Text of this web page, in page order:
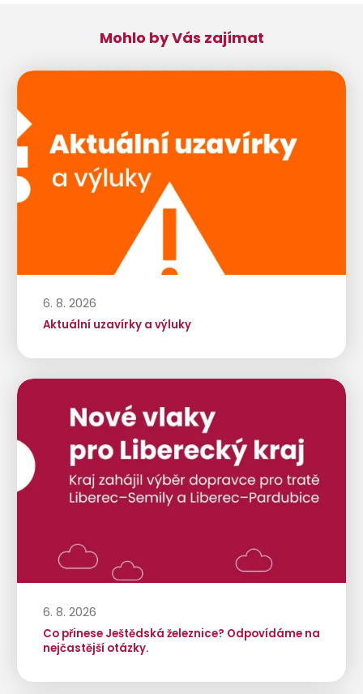
Mohlo by Vás zajímat
6. 8. 2026
Aktuální uzavírky a výluky
6. 8. 2026
Co přinese Ještědská železnice? Odpovídáme na
nejčastější otázky.